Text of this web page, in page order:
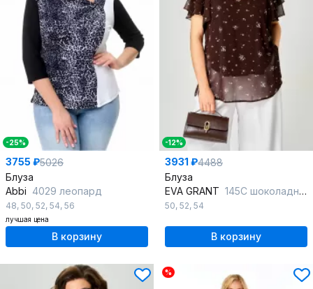
-25%
3755 ₽5026
Блуза
Abbi 4029 леопард
48, 50, 52, 54, 56
лучшая цена
В корзину
-12%
3931 ₽4488
Блуза
EVA GRANT 145С шоколадный_принт-цветок
50, 52, 54
В корзину
%